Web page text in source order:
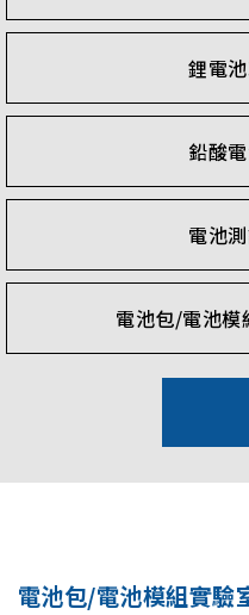
鋰電
鉛酸
電池
電池包/電池模
電池包/電池模組實驗